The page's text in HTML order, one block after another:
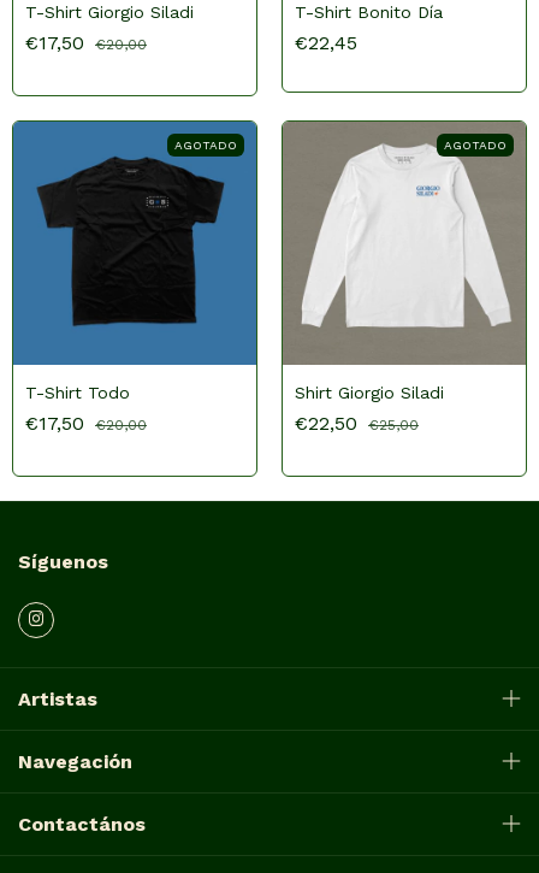
T-Shirt Giorgio Siladi
€17,50 €20,00
T-Shirt Bonito Día
€22,45
AGOTADO
T-Shirt Todo
€17,50 €20,00
AGOTADO
Shirt Giorgio Siladi
€22,50 €25,00
Síguenos
Artistas
Navegación
Contactános